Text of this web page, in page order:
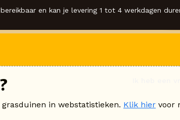
en kan je levering 1 tot 4 werkdagen
in webstatistieken. Klik hier voor